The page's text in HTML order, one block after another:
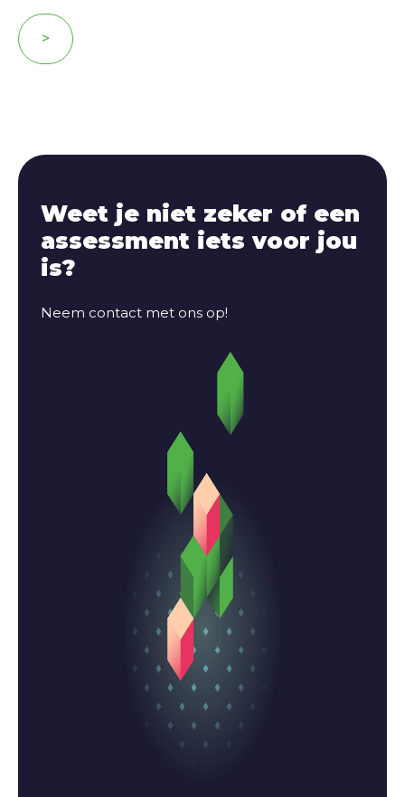
>
Weet je niet zeker of een
assessment iets voor jou
is?
Neem contact met ons op!